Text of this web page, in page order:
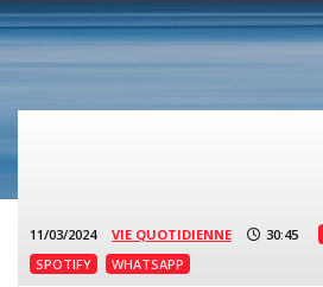
11/03/2024 VIE QUOTIDIENNE 30:45
SPOTIFY
WHATSAPP